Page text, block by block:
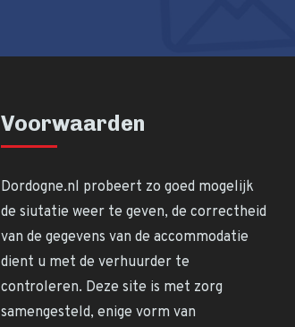
Voorwaarden
Dordogne.nl probeert zo goed mogelijk
de siutatie weer te geven, de correctheid
van de gegevens van de accommodatie
dient u met de verhuurder te
controleren. Deze site is met zorg
samengesteld, enige vorm van